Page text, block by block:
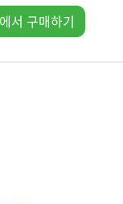
서 구매하기